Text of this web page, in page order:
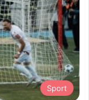
Sport